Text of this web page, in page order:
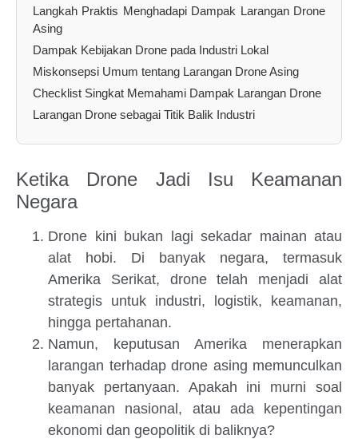
Langkah Praktis Menghadapi Dampak Larangan Drone
Asing
Dampak Kebijakan Drone pada Industri Lokal
Miskonsepsi Umum tentang Larangan Drone Asing
Checklist Singkat Memahami Dampak Larangan Drone
Larangan Drone sebagai Titik Balik Industri
Ketika Drone Jadi Isu Keamanan
Negara
Drone kini bukan lagi sekadar mainan atau
alat hobi. Di banyak negara, termasuk
Amerika Serikat, drone telah menjadi alat
strategis untuk industri, logistik, keamanan,
hingga pertahanan.
Namun, keputusan Amerika menerapkan
larangan terhadap drone asing memunculkan
banyak pertanyaan. Apakah ini murni soal
keamanan nasional, atau ada kepentingan
ekonomi dan geopolitik di baliknya?